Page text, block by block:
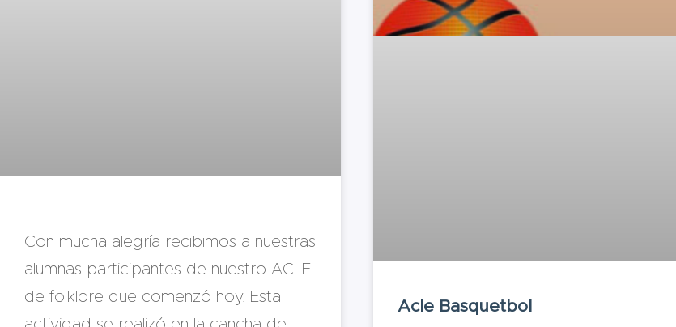
Con mucha alegría recibimos a nuestras
alumnas participantes de nuestro ACLE
de folklore que comenzó hoy. Esta
Acle Basquetbol